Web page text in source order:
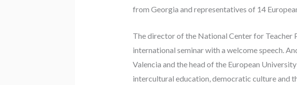
from Georgia and representatives of 14
The director of the National Center for Teacher
international seminar with a welcome speech.
Valencia and the head of the European
intercultural education, democratic culture and